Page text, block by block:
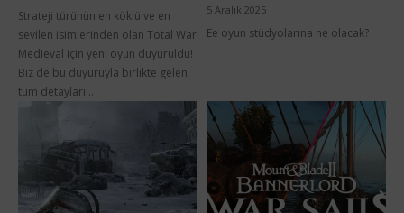
Strateji türünün en köklü ve en
sevilen isimlerinden olan Total War
Medieval için yeni oyun duyuruldu!
Biz de bu duyuruyla birlikte gelen
tüm detayları...
5 Aralık 2025
Ee oyun stüdyolarına ne olacak?